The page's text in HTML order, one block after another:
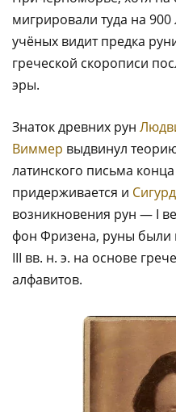
мигрировали туда на 900
учёных видит предка
греческой скорописи
эры.
Знаток древних рун
Виммер выдвинул
латинского письма
придерживается и
возникновения рун — I
фон Фризена, руны были
III вв. н. э. на основе
алфавитов.